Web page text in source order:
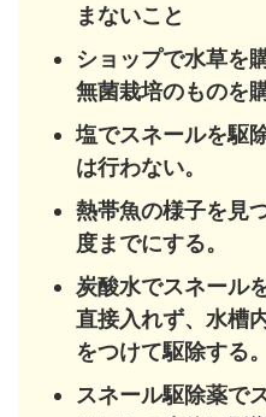
まないこと
ショップで水草を
無菌栽培のものを
塩でスネールを駆
は行わない。
熱帯魚の様子を見
度までにする。
炭酸水でスネール
直接入れず、水槽
をつけて駆除する。
スネール駆除薬で